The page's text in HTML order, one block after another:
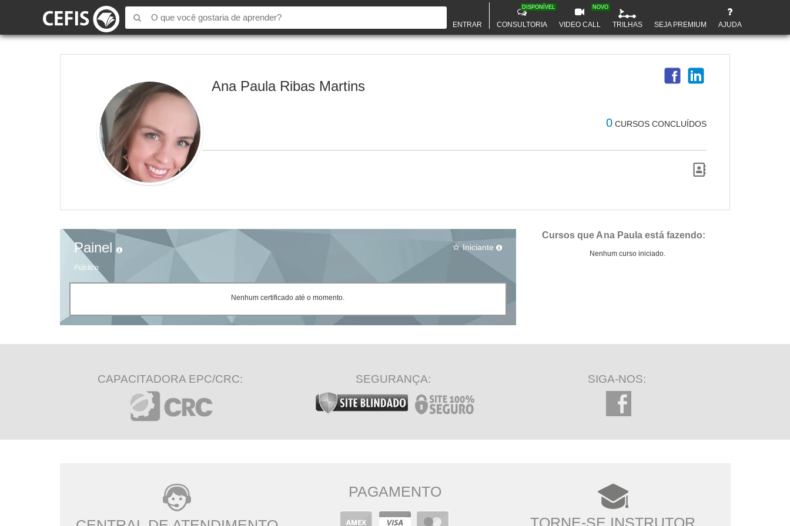
ENTRAR CONSULTORIA
DISPONÍVEL
VIDEO CALL
NOVO
TRILHAS SEJA PREMIUM AJUDA
Ana Paula Ribas Martins
0 CURSOS CONCLUÍDOS
Painel
Público
star_border Iniciante
Nenhum certificado até o momento.
Cursos que Ana Paula está fazendo:
Nenhum curso iniciado.
CAPACITADORA EPC/CRC: SEGURANÇA: SIGA-NOS:
PAGAMENTO
TORNE-SE INSTRUTOR